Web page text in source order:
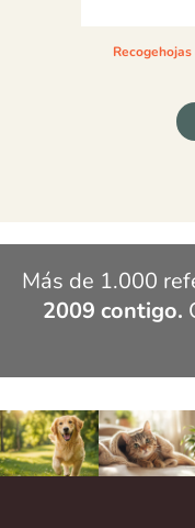
Más de 1.000
2009 contigo.